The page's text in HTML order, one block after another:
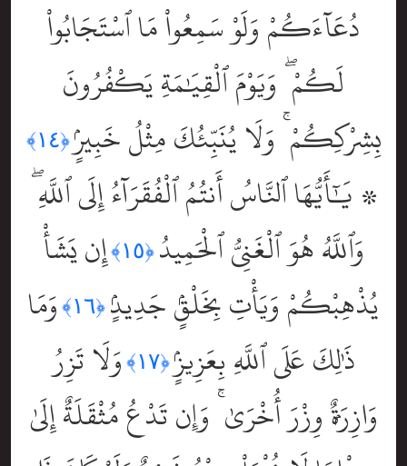
دُعَآءَكُمْ وَلَوْ سَمِعُواْ مَا ٱسْتَجَابُواْ
لَكُمْ ۖ وَيَوْمَ ٱلْقِيَٰمَةِ يَكْفُرُونَ
بِشِرْكِكُمْ ۚ وَلَا يُنَبِّئُكَ مِثْلُ خَبِيرٍۢ﴿١٤﴾
۞ يَٰٓأَيُّهَا ٱلنَّاسُ أَنتُمُ ٱلْفُقَرَآءُ إِلَى ٱللَّهِ ۖ
وَٱللَّهُ هُوَ ٱلْغَنِىُّ ٱلْحَمِيدُ ﴿١٥﴾
إِن يَشَأْ
يُذْهِبْكُمْ وَيَأْتِ بِخَلْقٍۢ جَدِيدٍۢ ﴿١٦﴾
وَمَا
ذَٰلِكَ عَلَى ٱللَّهِ بِعَزِيزٍۢ﴿١٧﴾
وَلَا تَزِرُ
وَازِرَةٌۭ وِزْرَ أُخْرَىٰ ۚ وَإِن تَدْعُ مُثْقَلَةٌ إِلَىٰ